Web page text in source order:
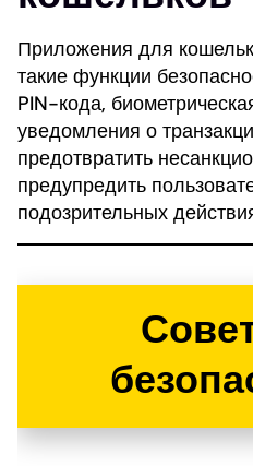
Приложения для
такие функции
PIN-кода,
уведомления о
предотвратить
предупредить
подозрительных